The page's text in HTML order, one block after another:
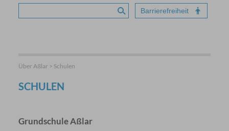
Suche absenden
Barrierefreiheit
Über Aßlar > Schulen
SCHULEN
Grundschule Aßlar